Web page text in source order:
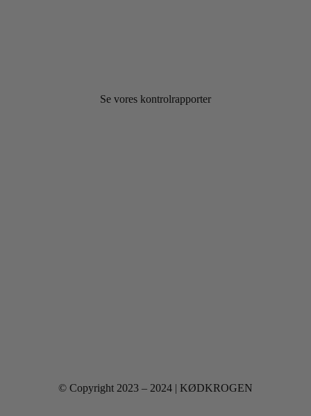
Se vores kontrolrapporter
© Copyright 2023 – 2024 | KØDKROGEN